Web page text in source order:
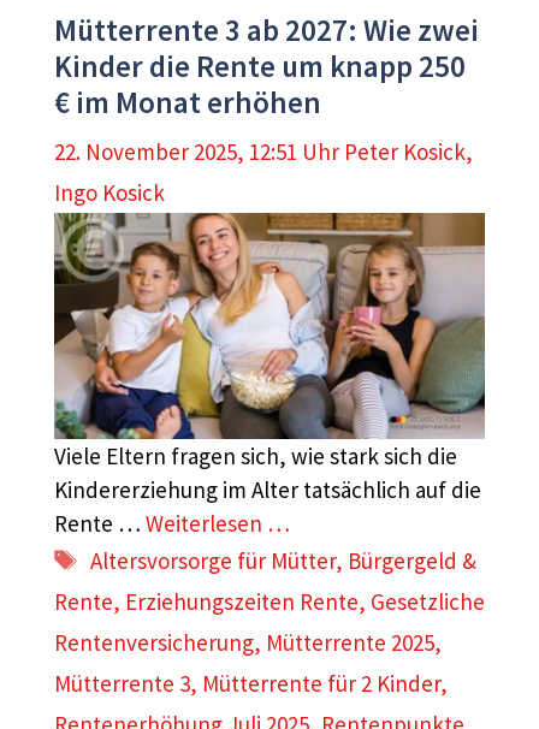
Mütterrente 3 ab 2027: Wie zwei
Kinder die Rente um knapp 250
€ im Monat erhöhen
22. November 2025, 12:51 Uhr Peter Kosick,
Ingo Kosick
Viele Eltern fragen sich, wie stark sich die
Kindererziehung im Alter tatsächlich auf die
Rente … Weiterlesen …
Schlagwörter
Altersvorsorge für Mütter, Bürgergeld &
Rente, Erziehungszeiten Rente, Gesetzliche
Rentenversicherung, Mütterrente 2025,
Mütterrente 3, Mütterrente für 2 Kinder,